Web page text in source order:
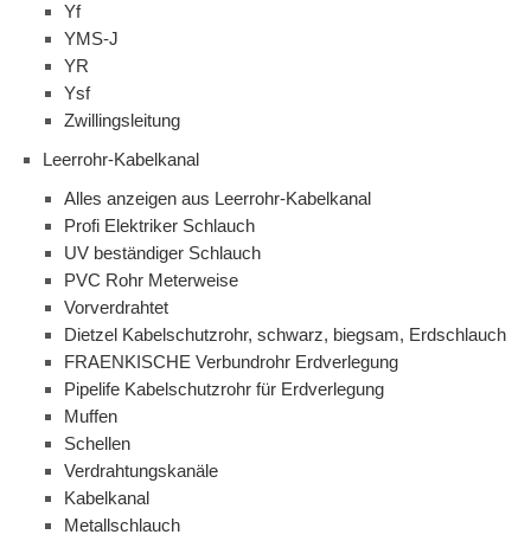
Yf
YMS-J
YR
Ysf
Zwillingsleitung
Leerrohr-Kabelkanal
Alles anzeigen aus Leerrohr-Kabelkanal
Profi Elektriker Schlauch
UV beständiger Schlauch
PVC Rohr Meterweise
Vorverdrahtet
Dietzel Kabelschutzrohr, schwarz, biegsam, Erdschlauch
FRAENKISCHE Verbundrohr Erdverlegung
Pipelife Kabelschutzrohr für Erdverlegung
Muffen
Schellen
Verdrahtungskanäle
Kabelkanal
Metallschlauch